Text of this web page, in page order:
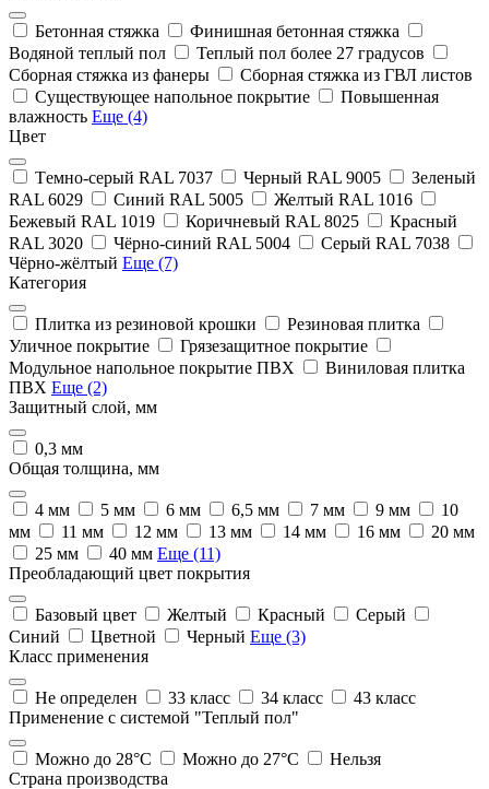
Бетонная стяжка
Финишная бетонная стяжка
Водяной теплый пол
Теплый пол более 27 градусов
Сборная стяжка из фанеры
Сборная стяжка из ГВЛ листов
Существующее напольное покрытие
Повышенная
влажность Еще (4)
Цвет
Тeмно-серый RAL 7037 Черный RAL 9005
Зеленый
RAL 6029
Синий RAL 5005
Желтый RAL 1016
Бежевый RAL 1019
Коричневый RAL 8025
Красный
RAL 3020
Чёрно-синий RAL 5004
Серый RAL 7038
Чёрно-жёлтый Еще (7)
Категория
Плитка из резиновой крошки
Резиновая плитка
Уличное покрытие
Грязезащитное покрытие
Модульное напольное покрытие ПВХ
Виниловая плитка
ПВХ Еще (2)
Защитный слой, мм
0,3 мм
Общая толщина, мм
4 мм 5 мм 6 мм 6,5 мм 7 мм 9 мм
10
мм
11 мм 12 мм 13 мм 14 мм 16 мм
20 мм
25 мм
40 мм Еще (11)
Преобладающий цвет покрытия
Базовый цвет Желтый Красный
Серый
Синий
Цветной Черный Еще (3)
Класс применения
Не определен 33 класс 34 класс
43 класс
Применение с системой "Теплый пол"
Можно до 28°С Можно до 27°С
Нельзя
Страна производства